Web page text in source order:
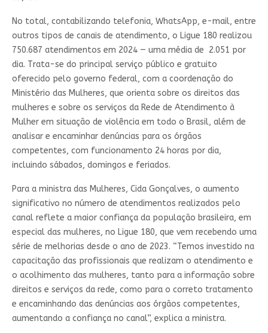
No total, contabilizando telefonia, WhatsApp, e-mail, entre
outros tipos de canais de atendimento, o Ligue 180 realizou
750.687 atendimentos em 2024 — uma média de 2.051 por
dia. Trata-se do principal serviço público e gratuito
oferecido pelo governo federal, com a coordenação do
Ministério das Mulheres, que orienta sobre os direitos das
mulheres e sobre os serviços da Rede de Atendimento à
Mulher em situação de violência em todo o Brasil, além de
analisar e encaminhar denúncias para os órgãos
competentes, com funcionamento 24 horas por dia,
incluindo sábados, domingos e feriados.
Para a ministra das Mulheres, Cida Gonçalves, o aumento
significativo no número de atendimentos realizados pelo
canal reflete a maior confiança da população brasileira, em
especial das mulheres, no Ligue 180, que vem recebendo uma
série de melhorias desde o ano de 2023. “Temos investido na
capacitação das profissionais que realizam o atendimento e
o acolhimento das mulheres, tanto para a informação sobre
direitos e serviços da rede, como para o correto tratamento
e encaminhando das denúncias aos órgãos competentes,
aumentando a confiança no canal”, explica a ministra.